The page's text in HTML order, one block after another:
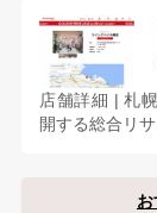
店舗詳細 | 札
開する総合リ
お